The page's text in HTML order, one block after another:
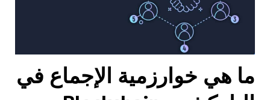
ما هي خوارزمية الإجماع في